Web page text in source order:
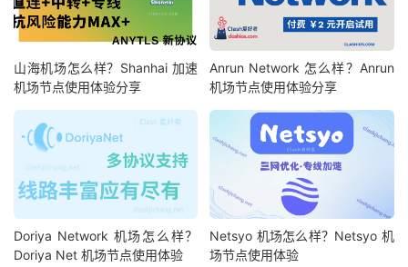
山海机场怎么样？Shanhai 加速
机场节点使用体验分享
Anrun Network 怎么样？Anrun
机场节点使用体验分享
Doriya Network 机场怎么样？
Doriya Net 机场节点使用体验
Netsyo 机场怎么样？Netsyo 机
场节点使用体验